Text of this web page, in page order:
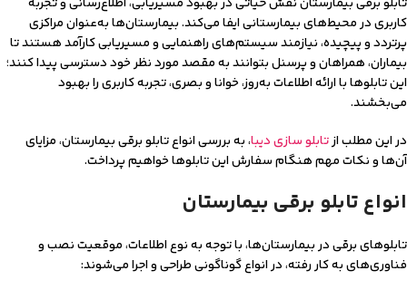
کاربری در محیط‌های بیمارستانی ایفا می‌کند. بیمارستان‌ها به‌عنوان مراکزی
پرتردد و پیچیده، نیازمند سیستم‌های راهنمایی و مسیریابی کارآمد هستند تا
بیماران، همراهان و پرسنل بتوانند به مقصد مورد نظر خود دسترسی پیدا کنند؛
این تابلوها با ارائه اطلاعات به‌روز، خوانا و بصری، تجربه کاربری را بهبود
می‌بخشند.
در این مطلب ازتابلو سازی دیبا، به بررسی انواع تابلو برقی بیمارستان‌، مزایای
آن‌ها و نکات مهم هنگام سفارش این تابلوها خواهیم پرداخت.
انواع تابلو برقی بیمارستان
تابلوهای برقی در بیمارستان‌ها، با توجه به نوع اطلاعات، موقعیت نصب و
فناوری‌های به کار رفته، در انواع گوناگونی طراحی و اجرا می‌شوند: